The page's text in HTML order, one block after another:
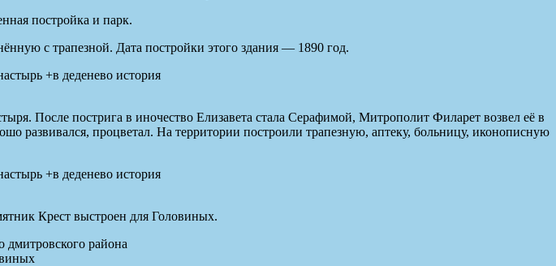
постройка и парк.
с трапезной. Дата постройки этого здания — 1890 год.
После пострига в иночество Елизавета стала Серафимой, Митрополит Филарет возвел её в
развивался, процветал. На территории построили трапезную, аптеку, больницу, иконописную
Крест выстроен для Головиных.